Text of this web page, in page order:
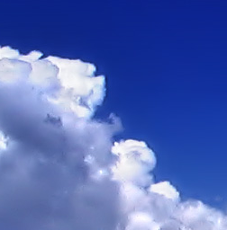
Önmagát állandóan újrateremtve
A lélek felismeri önmagát,
S a világszellem működik tovább
Az önismeretben újra
S így az Én-érzék akarati
A lélek sötétjéből lesz megteremtve.
25. hét
Csak most tagozódhat belém
S ragyogva árasztja belső fényem